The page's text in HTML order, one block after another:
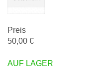
50,00 €
AUF LAGER